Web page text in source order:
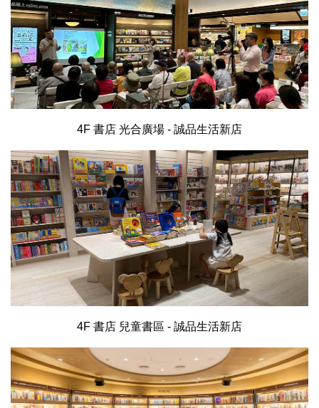
4F 書店 光合廣場 - 誠品生活新店
4F 書店 兒童書區 - 誠品生活新店